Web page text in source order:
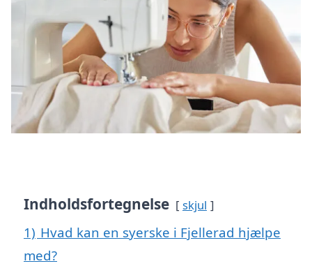
Indholdsfortegnelse skjul
1) Hvad kan en syerske i Fjellerad hjælpe
med?